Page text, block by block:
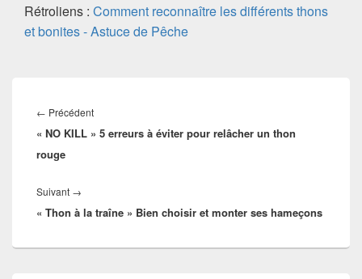
Rétroliens : Comment reconnaître les différents thons
et bonites - Astuce de Pêche
de
l’article
← PrécédentArticle
précédent :
« NO KILL » 5 erreurs à éviter pour relâcher un thon
rouge
Suivant →
suivant :
« Thon à la traîne » Bien choisir et monter ses hameçons